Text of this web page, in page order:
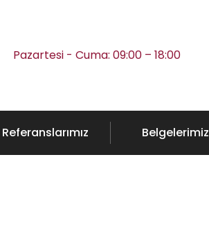
Pazartesi - Cuma: 09:00 – 18:00
Referanslarımız Belgelerimiz